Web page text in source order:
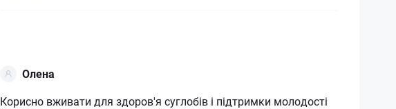
Олена
Корисно вживати для здоров'я суглобів і підтримки молодості